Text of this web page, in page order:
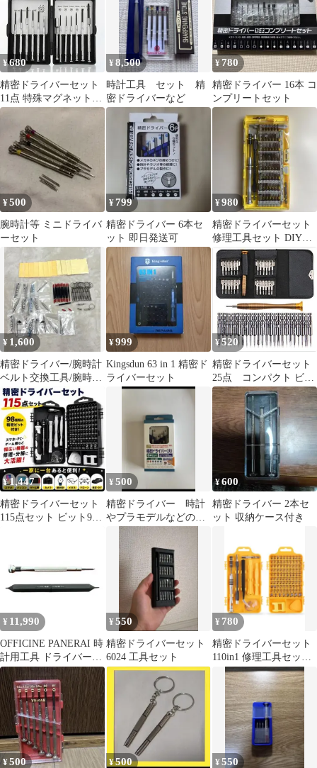
¥680
精密ドライバーセット
11点 特殊マグネットツ
ール付 プラス マイナス
キリ クロムバナジウム
鋼使用 メガネ 時計 ス
マホ PC 修理 分解 メン
テナンス DIY 専用ケー
ス入 工具
¥8,500
時計工具 セット 精
密ドライバーなど
¥780
精密ドライバー 16本 コ
ンプリートセット
¥500
腕時計等 ミニドライバ
ーセット
¥799
精密ドライバー 6本セ
ット 即日発送可
¥980
精密ドライバーセット
修理工具セット DIY工
具 修理用ビット
¥ 1,600
精密ドライバー/腕時計
ベルト交換工具/腕時計
バネ棒/クロス まとめ
売り
¥999
Kingsdun 63 in 1 精密ド
ライバーセット
¥520
精密ドライバーセット
25点 コンパクト ビッ
ト24種類 + ソケット１
本 ポケット工具 スマホ
多機能精密ドライバー
セット iphone 工具 特殊
ネジ 対応
¥1,447
精密ドライバーセット
115点セット ビット98
¥500
精密ドライバー 時計
やプラモデルなどの組
み立て修理メガネのネ
ジの締めつけに
¥600
精密ドライバー 2本セ
ット 収納ケース付き
¥ 11,990
OFFICINE PANERAI 時
計用工具 ドライバーセ
ット
¥550
精密ドライバーセット
6024 工具セット
¥ 780
精密ドライバーセット
110in1 修理工具セット
DIY工具 修理用ビット
¥500 ¥500 ¥550